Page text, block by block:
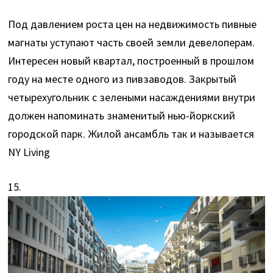
Под давлением роста цен на недвижимость пивные
магнаты уступают часть своей земли девелоперам.
Интересен новый квартал, построенный в прошлом
году на месте одного из пивзаводов. Закрытый
четырехугольник с зелеными насаждениями внутри
должен напоминать знаменитый нью-йоркский
городской парк. Жилой ансамбль так и называется
NY Living
15.